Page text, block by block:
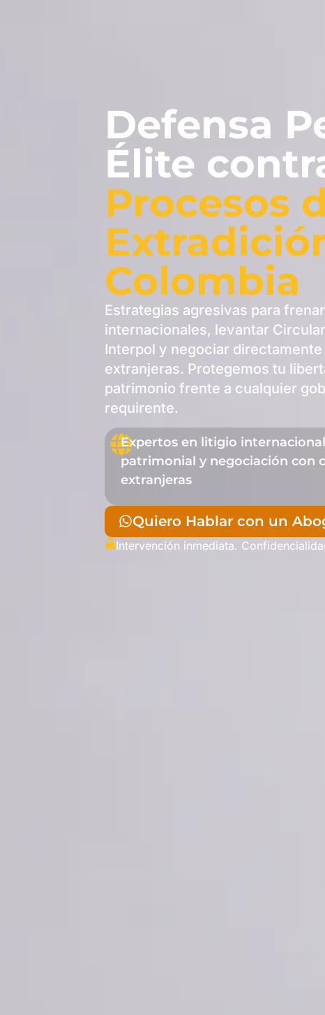
Defensa
Élite
Procesos
Colombia
Estrategias agresivas para
internacionales, levantar
Interpol y negociar
extranjeras. Protegemos tu
patrimonio frente a cualquier
requirente.
Expertos en litigio
patrimonial y negociación con
extranjeras
Quiero Hablar con un
Intervención inmediata.